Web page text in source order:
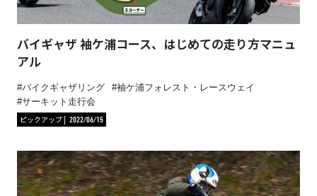
バイギャザ 袖ケ浦コース、はじめての走り方マニュ
アル
バイクギャザリング
袖ケ浦フォレスト・レースウェイ
サーキット走行会
ピックアップ
2022/06/15